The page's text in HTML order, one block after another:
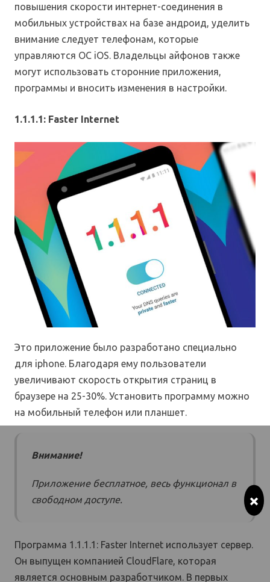
повышения скорости интернет-соединения в
мобильных устройствах на базе андроид, уделить
внимание следует телефонам, которые
управляются ОС iOS. Владельцы айфонов также
могут использовать сторонние приложения,
программы и вносить изменения в настройки.
1.1.1.1: Faster Internet
Это приложение было разработано специально
для iphone. Благодаря ему пользователи
увеличивают скорость открытия страниц в
браузере на 25-30%. Установить программу можно
на мобильный телефон или планшет.
Внимание!
Приложение бесплатное, весь функционал в
свободном доступе.
Программа 1.1.1.1: Faster Internet использует сервер.
Он выпущен компанией CloudFlare, которая
является основным разработчиком. В первых
×